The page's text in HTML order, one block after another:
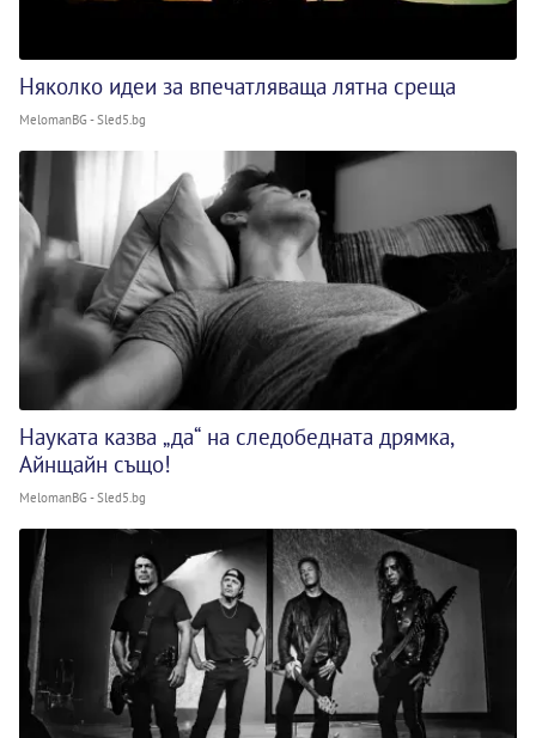
Няколко идеи за впечатляваща лятна среща
MelomanBG - Sled5.bg
Науката казва „да“ на следобедната дрямка,
Айнщайн също!
MelomanBG - Sled5.bg